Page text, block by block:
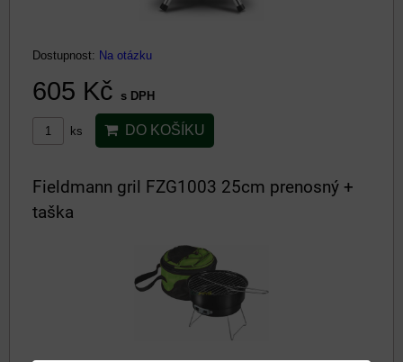
Dostupnost: Na otázku
605 Kč s DPH
ks DO KOŠÍKU
Fieldmann gril FZG1003 25cm prenosný +
taška